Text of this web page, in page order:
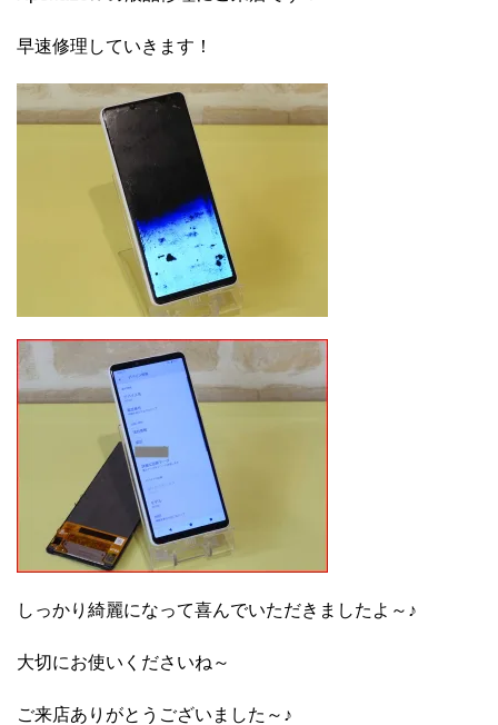
早速修理していきます！
しっかり綺麗になって喜んでいただきましたよ～♪
大切にお使いくださいね～
ご来店ありがとうございました～♪